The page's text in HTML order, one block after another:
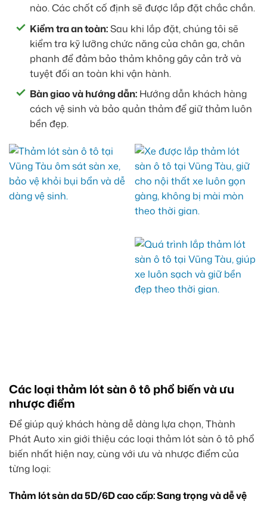
nào. Các chốt cố định sẽ được lắp đặt chắc chắn.
Kiểm tra an toàn:Sau khi lắp đặt, chúng tôi sẽ
kiểm tra kỹ lưỡng chức năng của chân ga, chân
phanh để đảm bảo thảm không gây cản trở và
tuyệt đối an toàn khi vận hành.
Bàn giao và hướng dẫn: Hướng dẫn khách hàng
cách vệ sinh và bảo quản thảm để giữ thảm luôn
bền đẹp.
Các loại thảm lót sàn ô tô phổ biến và ưu
nhược điểm
Để giúp quý khách hàng dễ dàng lựa chọn, Thành
Phát Auto xin giới thiệu các loại thảm lót sàn ô tô phổ
biến nhất hiện nay, cùng với ưu và nhược điểm của
từng loại:
Thảm lót sàn da 5D/6D cao cấp: Sang trọng và dễ vệ